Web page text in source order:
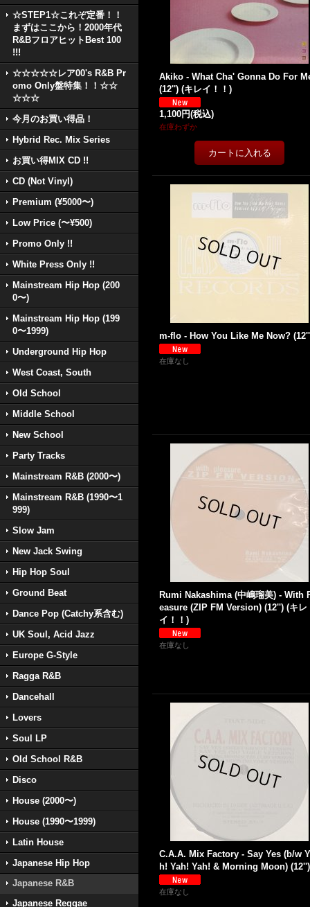
☆STEP1☆これぞ定番！！
まずはここから！2000年代
R&BフロアヒットBest 100
!!!
☆☆☆☆☆レア00's R&B Pr
omo Only盤特集！！☆☆
☆☆☆
今月のお買い得品！
Hybrid Rec. Mix Series
お買い得MIX CD !!
CD (Not Vinyl)
Premium (¥5000〜)
Low Price (〜¥500)
Promo Only !!
White Press Only !!
Mainstream Hip Hop (200
0〜)
Mainstream Hip Hop (199
0〜1999)
Underground Hip Hop
West Coast, South
Old School
Middle School
New School
Party Tracks
Mainstream R&B (2000〜)
Mainstream R&B (1990〜1
999)
Slow Jam
New Jack Swing
Hip Hop Soul
Ground Beat
Dance Pop (Catchy系含む)
UK Soul, Acid Jazz
Europe G-Style
Ragga R&B
Dancehall
Lovers
Soul LP
Old School R&B
Disco
House (2000〜)
House (1990〜1999)
Latin House
Japanese Hip Hop
Japanese R&B
Japanese Reggae
Akiko - What Cha' Gonna Do For
(12'') (キレイ！！)
1,100円(税込)
在庫わずか
m-flo - How You Like Me Now?
在庫なし
Rumi Nakashima (中嶋瑠美) - With
easure (ZIP FM Version) (12'') (キレ
イ！！)
在庫なし
C.A.A. Mix Factory - Say Yes (b/w
h! Yah! Yah! & Morning Moon) (12'')
在庫なし